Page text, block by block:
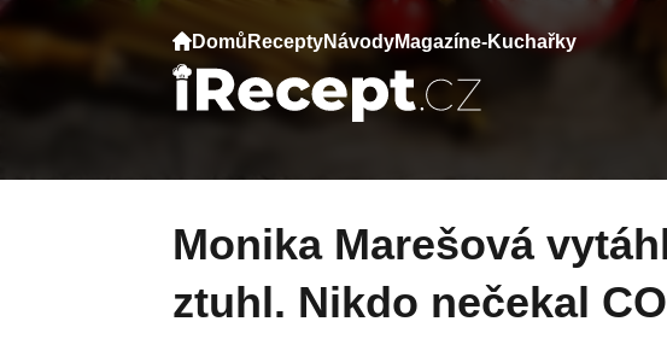
Domů ReceptyNávodyMagazíne-Kuchařky
Monika Marešová vytáhla dárek a Leoš
ztuhl. Nikdo nečekal CO